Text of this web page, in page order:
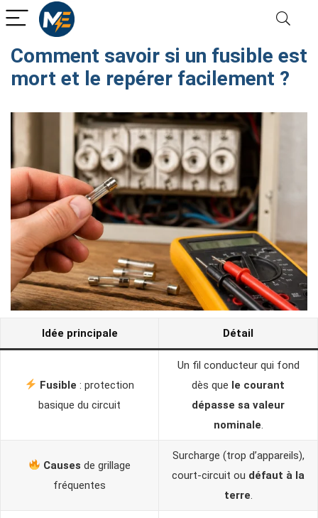
Comment savoir si un fusible est
mort​ et le repérer facilement ?
Idée principale Détail
Fusible : protection
basique du circuit
Un fil conducteur qui fond
dès que le courant
dépasse sa valeur
nominale.
Causes de grillage
fréquentes
Surcharge (trop d’appareils),
court-circuit ou défaut à la
terre.